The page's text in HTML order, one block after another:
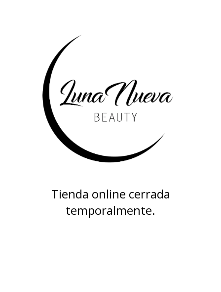
Tienda online cerrada
temporalmente.